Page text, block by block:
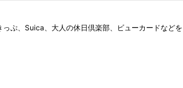
ぷ、Suica、大人の休日倶楽部、ビューカードなど